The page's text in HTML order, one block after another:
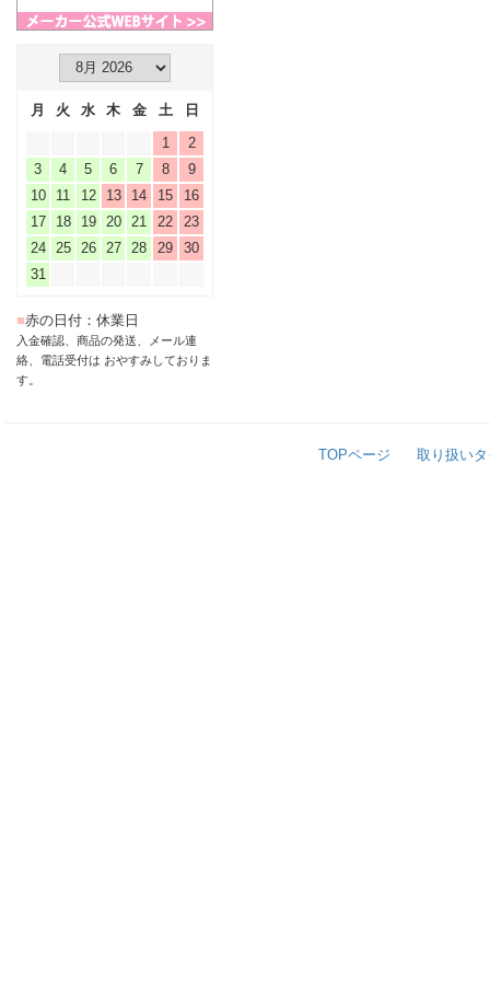
月 火 水 木 金 土
日
1
2
3
4 5 6 7 8
9
10
11 12 13 14 15
16
17
18 19 20 21 22
23
24
25 26 27 28 29
30
31
■赤の日付：休業日
入金確認、商品の発送、メール連
絡、電話受付は おやすみしておりま
す。
TOPページ 取り扱い